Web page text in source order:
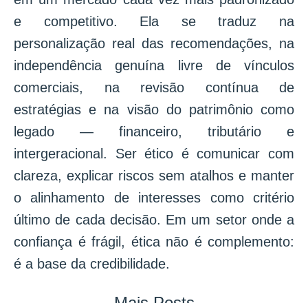
e competitivo. Ela se traduz na
personalização real das recomendações, na
independência genuína livre de vínculos
comerciais, na revisão contínua de
estratégias e na visão do patrimônio como
legado — financeiro, tributário e
intergeracional. Ser ético é comunicar com
clareza, explicar riscos sem atalhos e manter
o alinhamento de interesses como critério
último de cada decisão. Em um setor onde a
confiança é frágil, ética não é complemento:
é a base da credibilidade.